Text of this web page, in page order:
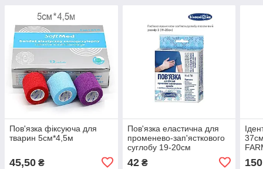
Пов'язка фіксуюча для
тварин 5см*4,5м
45,50 ₴
Пов'язка еластична для
променево-зап'ясткового
суглобу 19-20см
42₴ 150